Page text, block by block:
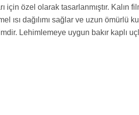
özel olarak tasarlanmıştır. Kalın
dağılımı sağlar ve uzun ömürlü
Lehimlemeye uygun bakır kaplı